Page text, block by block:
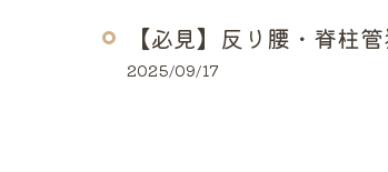
【必見】反り腰・脊柱
2025/09/17